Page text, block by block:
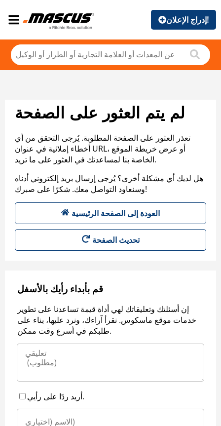
إدراج الإعلان!
لم يتم العثور على الصفحة
تعذر العثور على الصفحة المطلوبة. يُرجى التحقق من أي
أخطاء إملائية في عنوان URL، أو عرض خريطة الموقع
الخاصة بنا لمساعدتك في العثور على ما تريد.
هل لديك أي مشكلة أخرى؟ يُرجى إرسال بريد إلكتروني أدناه
وسنعاود التواصل معك. شكرًا على صبرك!
العودة إلى الصفحة الرئيسية
تحديث الصفحة
قم بأبداء رأيك بالأسفل
إن أسئلتك وتعليقاتك لهي أداة قيمة تساعدنا على تطوير
خدمات موقع ماسكوس. نقرأ آراءك، ونرد عليها، بناء على
طلبكم في أسرع وقت ممكن.
أريد ردًا على رأيي.